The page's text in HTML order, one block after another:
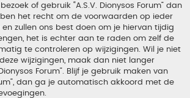
of gebruik “A.S.V. Dionysos Forum” dan
het recht om de voorwaarden op ieder
zullen ons best doen om je hiervan tijdig
het is echter aan te raden om zelf de
te controleren op wijzigingen. Wil je niet
wijzigingen, maak dan niet langer
Forum”. Blijf je gebruik maken van
dan ga je automatisch akkoord met de